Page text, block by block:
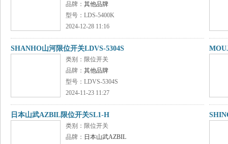
品牌： 其他品牌
型号：LDS-5400K
2024-12-28 11:16
SHANHO山河限位开关LDVS-5304S
类别：限位开关
品牌： 其他品牌
型号：LDVS-5304S
2024-11-23 11:27
日本山武AZBIL限位开关SL1-H
类别：限位开关
品牌： 日本山武AZBIL